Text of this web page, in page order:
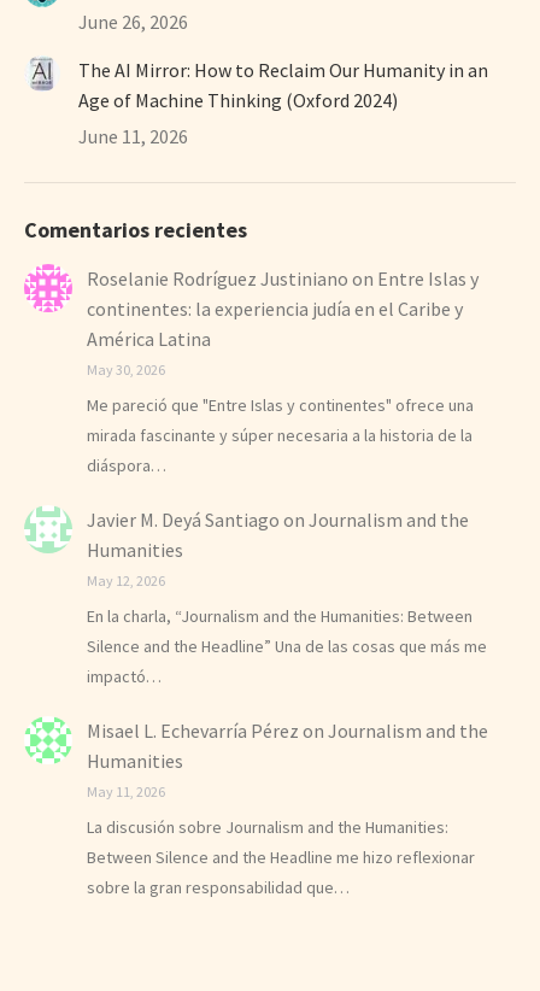
June 26, 2026
The AI Mirror: How to Reclaim Our Humanity in an
Age of Machine Thinking (Oxford 2024)
June 11, 2026
Comentarios recientes
Roselanie Rodríguez Justiniano on Entre Islas y
continentes: la experiencia judía en el Caribe y
América Latina
May 30, 2026
Me pareció que "Entre Islas y continentes" ofrece una
mirada fascinante y súper necesaria a la historia de la
diáspora…
Javier M. Deyá Santiago on Journalism and the
Humanities
May 12, 2026
En la charla, “Journalism and the Humanities: Between
Silence and the Headline” Una de las cosas que más me
impactó…
Misael L. Echevarría Pérez on Journalism and the
Humanities
May 11, 2026
La discusión sobre Journalism and the Humanities:
Between Silence and the Headline me hizo reflexionar
sobre la gran responsabilidad que…